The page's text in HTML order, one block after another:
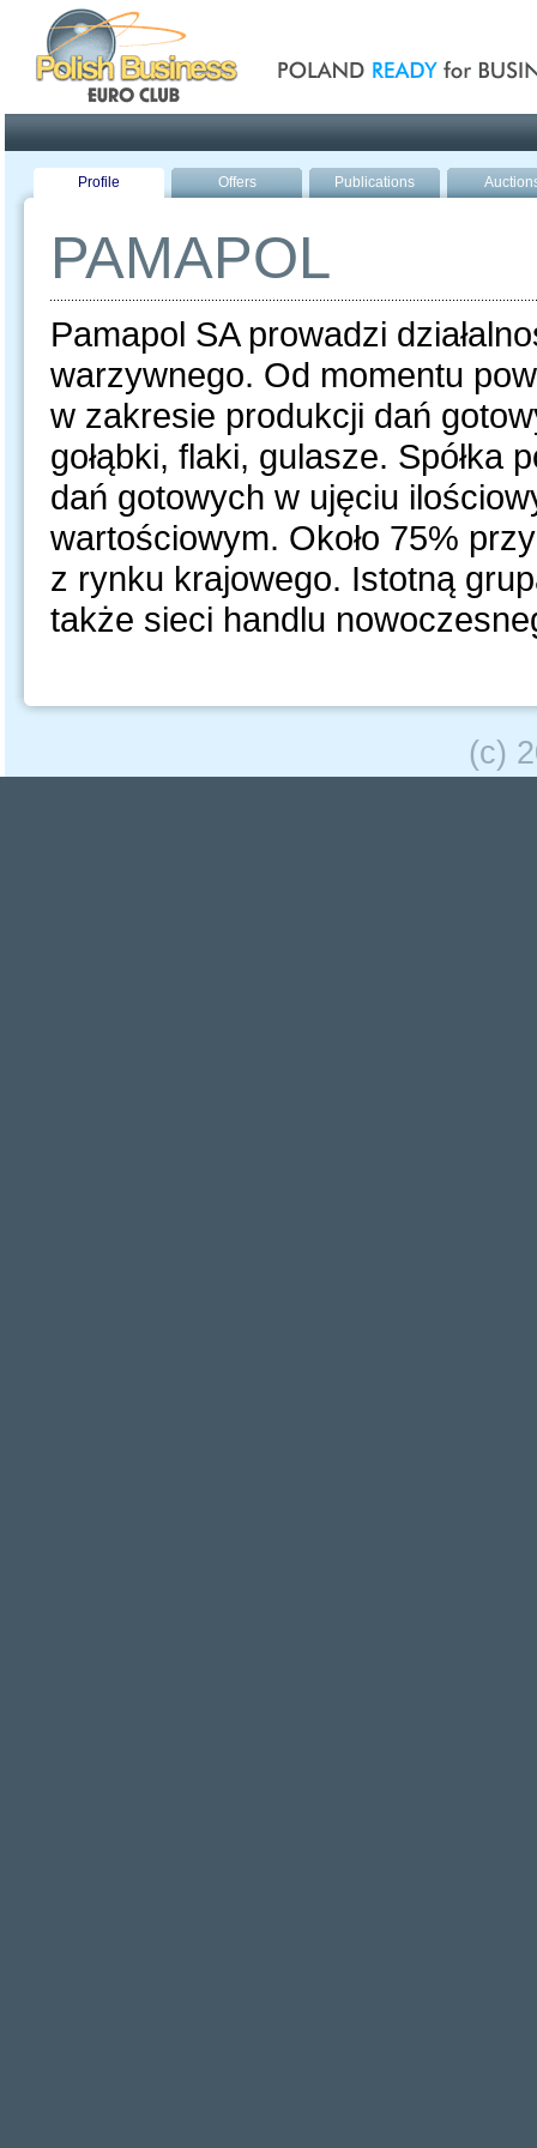
Profile Offers Publications
PAMAPOL
Pamapol SA prowadzi
warzywnego. Od momentu
w zakresie produkcji dań
gołąbki, flaki, gulasze. Spółka
dań gotowych w ujęciu
wartościowym. Około 75%
z rynku krajowego. Istotną
także sieci handlu
(c)